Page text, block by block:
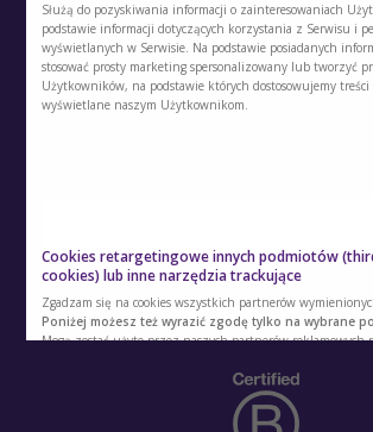
Kontakt
Polityka prywatności
Polityka prywatności usług
Ustawienia ciasteczek
Służą do pozyskiwania informacji o zainteresowaniach
podstawie informacji dotyczących korzystania z Serwisu i
wyświetlanych w Serwisie. Na podstawie posiadanych
stosować prosty marketing spersonalizowany lub tworzyć
Użytkowników, na podstawie których dostosowujemy treści
wyświetlane naszym Użytkownikom.
Cookies retargetingowe innych podmiotów
cookies) lub inne narzędzia trackujące
Zgadzam się na cookies wszystkich partnerów
Poniżej możesz też wyrazić zgodę tylko na wybrane
Mogą zostać użyte przez naszych partnerów reklamowych
mu odpowiednich reklam na innych witrynach. Nie
danych osobowych, lecz pozwalają na jednoznaczną
urządzenia internetowego użytkownika. Podmioty te będą